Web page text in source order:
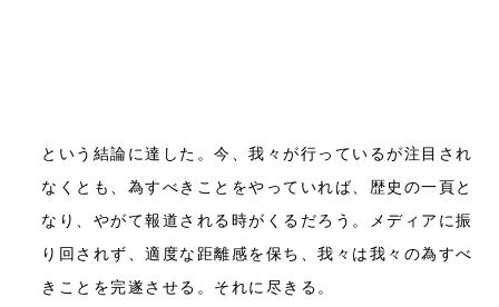
という結論に達した。今、我々が行っているが注目され
なくとも、為すべきことをやっていれば、歴史の一頁と
なり、やがて報道される時がくるだろう。メディアに振
り回されず、適度な距離感を保ち、我々は我々の為すべ
きことを完遂させる。それに尽きる。